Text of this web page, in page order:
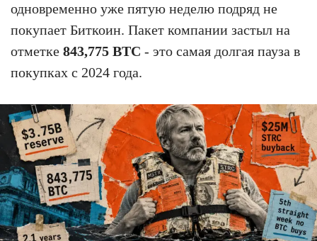
одновременно уже пятую неделю подряд не
покупает Биткоин. Пакет компании застыл на
отметке 843,775 BTC - это самая долгая пауза в
покупках с 2024 года.